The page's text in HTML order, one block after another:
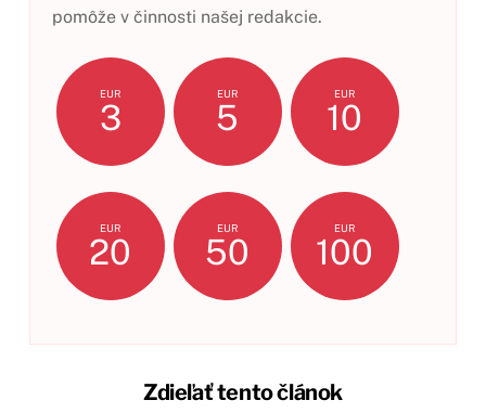
pomôže v činnosti našej redakcie.
EUR
3
EUR
5
EUR
10
EUR
20
EUR
50
EUR
100
Zdieľať tento článok